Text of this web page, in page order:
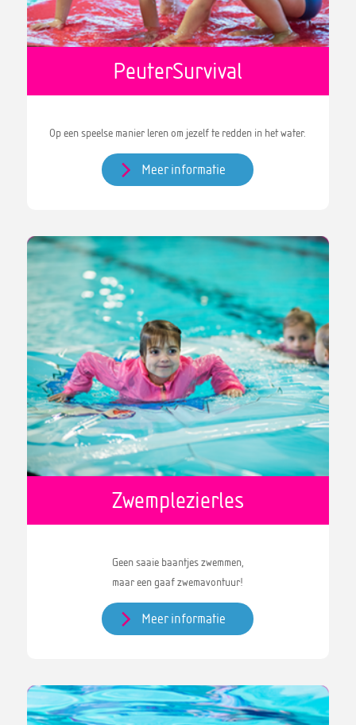
PeuterSurvival
Op een speelse manier leren om jezelf te redden in het water.
Meer informatie
Zwemplezierles
Geen saaie baantjes zwemmen,
maar een gaaf zwemavontuur!
Meer informatie